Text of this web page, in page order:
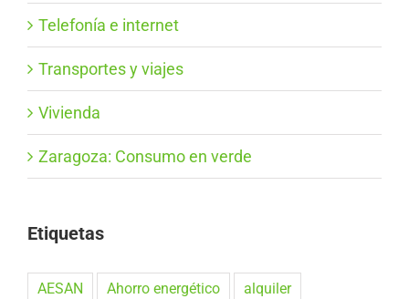
Telefonía e internet
Transportes y viajes
Vivienda
Zaragoza: Consumo en verde
Etiquetas
AESAN Ahorro energético alquiler